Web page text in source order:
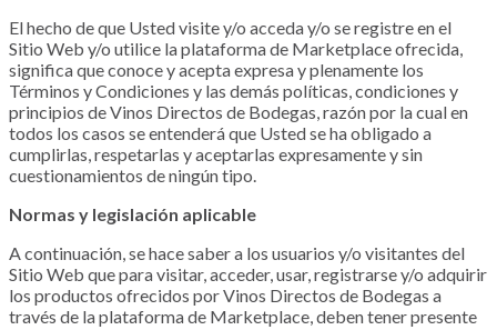
El hecho de que Usted visite y/o acceda y/o se registre en el
Sitio Web y/o utilice la plataforma de Marketplaceofrecida,
significa que conoce y acepta expresa y plenamente los
Términos y Condiciones y las demás políticas, condiciones y
principios de Vinos Directos de Bodegas, razón por la cual en
todos los casos se entenderá que Usted se ha obligado a
cumplirlas, respetarlas y aceptarlas expresamente y sin
cuestionamientos de ningún tipo.
Normas y legislación aplicable
A continuación, se hace saber a los usuarios y/o visitantes del
Sitio Web que para visitar, acceder, usar, registrarse y/o adquirir
los productos ofrecidos por Vinos Directos de Bodegas a
través de la plataforma de Marketplace, deben tener presente